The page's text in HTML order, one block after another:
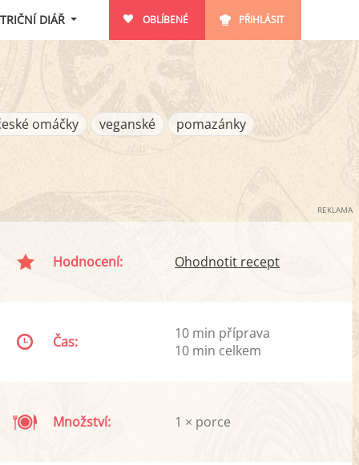
DIÁŘ OBLÍBENÉ PŘIHLÁSIT
omáčky veganské pomazánky
REKLAMA
Hodnocení: Ohodnotit recept
Čas:
10 min příprava
10 min celkem
Množství: 1 × porce